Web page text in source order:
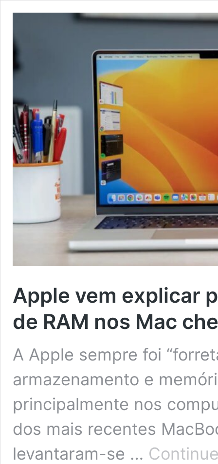
Apple vem explicar
de RAM nos Mac
A Apple sempre foi
armazenamento e
principalmente nos
dos mais recentes
levantaram-se …